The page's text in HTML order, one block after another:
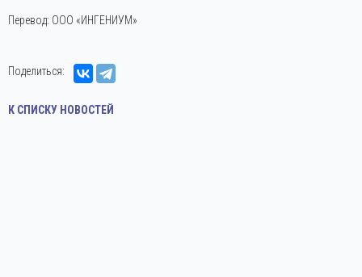
Перевод: ООО «ИНГЕНИУМ»
Поделиться:
К СПИСКУ НОВОСТЕЙ